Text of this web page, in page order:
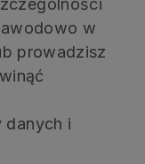
w
prowadzisz
danych i